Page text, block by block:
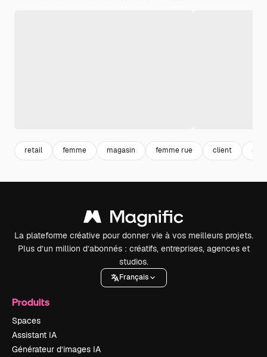
retail femme magasin femme rue client
La plateforme créative pour donner vie à vos meilleurs projets.
Plus d’un million d’abonnés : créatifs, entreprises, agences et
studios.
Français
Produits
Spaces
Assistant IA
Générateur d’images IA